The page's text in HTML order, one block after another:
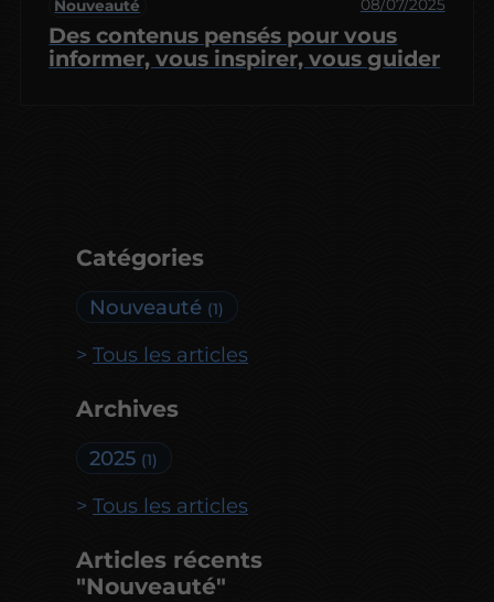
Catégories
Nouveauté (1)
Tous les articles
Archives
2025 (1)
Tous les articles
Articles récents
"Nouveauté"
Nouveauté 08/07/2025
Des contenus pensés pour vous
informer, vous inspirer, vous guider